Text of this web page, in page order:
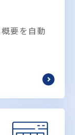
要を自動